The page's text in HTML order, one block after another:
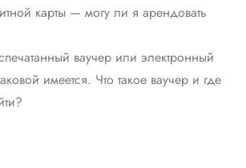
карты — могу ли я арендовать
ваучер или электронный
имеется. Что такое ваучер и где